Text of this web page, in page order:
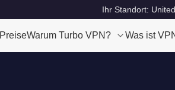
Ihr Standort:
PreiseWarum Turbo VPN? Was ist